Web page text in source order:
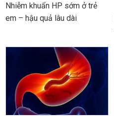
Nhiễm khuẩn HP sớm ở trẻ
em – hậu quả lâu dài